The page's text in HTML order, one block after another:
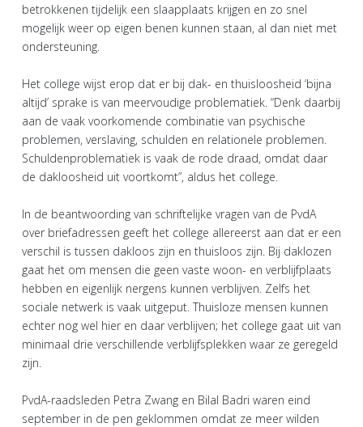
betrokkenen tijdelijk een slaapplaats krijgen en zo snel
mogelijk weer op eigen benen kunnen staan, al dan niet met
ondersteuning.
Het college wijst erop dat er bij dak- en thuisloosheid ‘bijna
altijd’ sprake is van meervoudige problematiek. “Denk daarbij
aan de vaak voorkomende combinatie van psychische
problemen, verslaving, schulden en relationele problemen.
Schuldenproblematiek is vaak de rode draad, omdat daar
de dakloosheid uit voortkomt”, aldus het college.
In de beantwoording van schriftelijke vragen van de PvdA
over briefadressen geeft het college allereerst aan dat er een
verschil is tussen dakloos zijn en thuisloos zijn. Bij daklozen
gaat het om mensen die geen vaste woon- en verblijfplaats
hebben en eigenlijk nergens kunnen verblijven. Zelfs het
sociale netwerk is vaak uitgeput. Thuisloze mensen kunnen
echter nog wel hier en daar verblijven; het college gaat uit van
minimaal drie verschillende verblijfsplekken waar ze geregeld
zijn.
PvdA-raadsleden Petra Zwang en Bilal Badri waren eind
september in de pen geklommen omdat ze meer wilden